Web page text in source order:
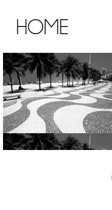
HOME